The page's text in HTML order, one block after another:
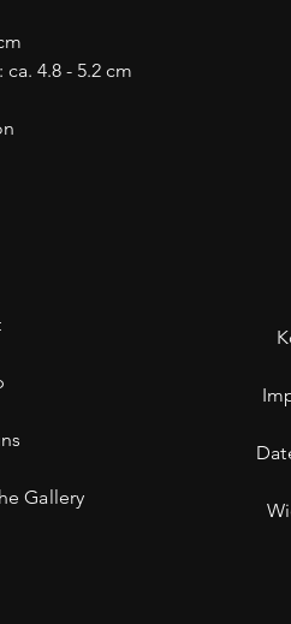
4.8 - 5.2 cm
Gallery